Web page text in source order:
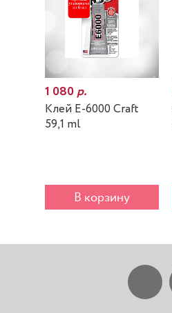
1 080р.
Клей E-6000 Craft
59,1 ml
В корзину